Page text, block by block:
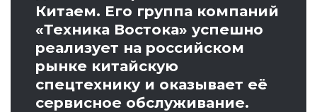
Китаем. Его группа компаний
«Техника Востока» успешно
реализует на российском
рынке китайскую
спецтехнику и оказывает её
сервисное обслуживание.